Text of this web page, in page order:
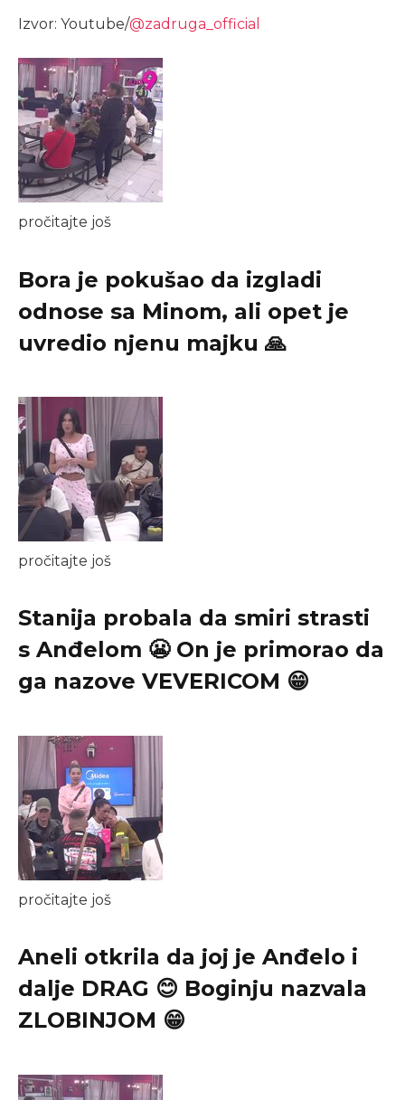
Izvor: Youtube/@zadruga_official
pročitajte još
Bora je pokušao da izgladi
odnose sa Minom, ali opet je
uvredio njenu majku 🙏
pročitajte još
Stanija probala da smiri strasti
s Anđelom 😬 On je primorao da
ga nazove VEVERICOM 😁
pročitajte još
Aneli otkrila da joj je Anđelo i
dalje DRAG 😊 Boginju nazvala
ZLOBINJOM 😁